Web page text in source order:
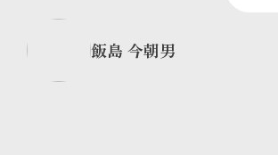
飯島 今朝男